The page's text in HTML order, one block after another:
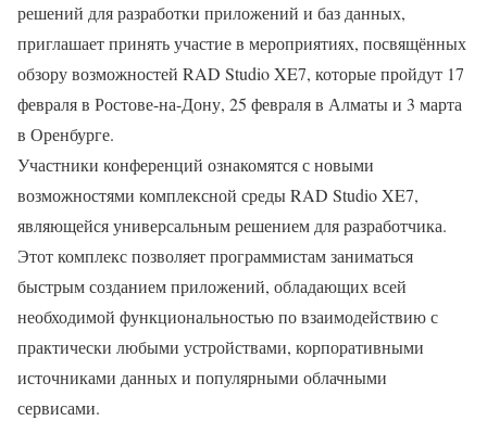
решений для разработки приложений и баз данных,
приглашает принять участие в мероприятиях, посвящённых
обзору возможностей RAD Studio XE7, которые пройдут 17
февраля в Ростове-на-Дону, 25 февраля в Алматы и 3 марта
в Оренбурге.
Участники конференций ознакомятся с новыми
возможностями комплексной среды RAD Studio XE7,
являющейся универсальным решением для разработчика.
Этот комплекс позволяет программистам заниматься
быстрым созданием приложений, обладающих всей
необходимой функциональностью по взаимодействию с
практически любыми устройствами, корпоративными
источниками данных и популярными облачными
сервисами.